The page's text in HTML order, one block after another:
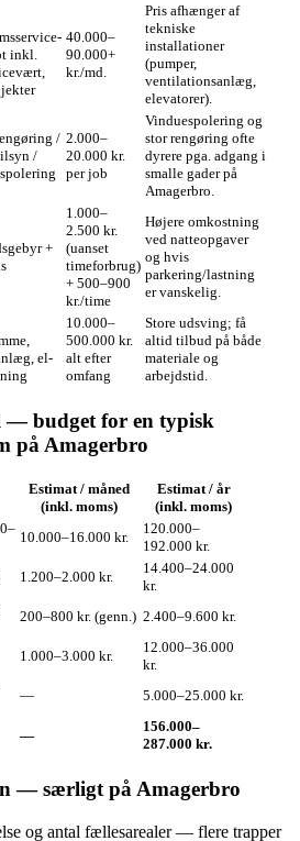
inkl.
40.000–
90.000+
kr./md.
Pris afhænger af
tekniske
installationer
(pumper,
ventilationsanlæg,
elevatorer).
/
/
2.000–
20.000 kr.
per job
Vinduespolering og
stor rengøring ofte
dyrere pga. adgang i
smalle gader på
Amagerbro.
+
1.000–
2.500 kr.
(uanset
timeforbrug)
+ 500–900
kr./time
Højere omkostning
ved natteopgaver
og hvis
parkering/lastning
er vanskelig.
el-
10.000–
500.000 kr.
alt efter
omfang
Store udsving; få
altid tilbud på både
materiale og
arbejdstid.
— budget for en typisk
på Amagerbro
Estimat / måned
(inkl. moms)
Estimat / år
(inkl. moms)
10.000–16.000 kr.
120.000–
192.000 kr.
1.200–2.000 kr.
14.400–24.000
kr.
200–800 kr. (genn.) 2.400–9.600 kr.
1.000–3.000 kr.
12.000–36.000
kr.
—
5.000–25.000 kr.
—
156.000–
287.000 kr.
— særligt på Amagerbro
og antal fællesarealer — flere trapper